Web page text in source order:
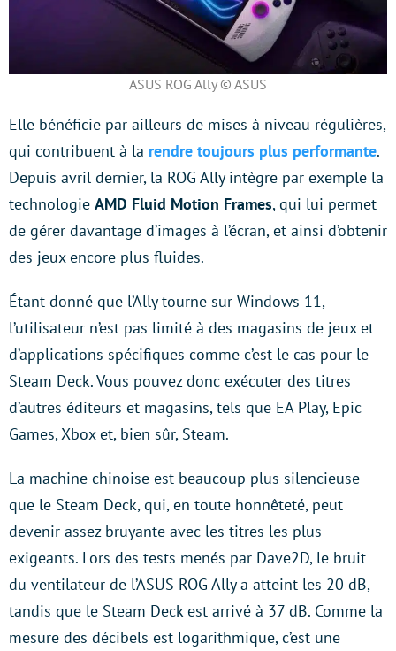
ASUS ROG Ally © ASUS
Elle bénéficie par ailleurs de mises à niveau régulières,
qui contribuent à la rendre toujours plus performante.
Depuis avril dernier, la ROG Ally intègre par exemple la
technologie AMD Fluid Motion Frames, qui lui permet
de gérer davantage d’images à l’écran, et ainsi d’obtenir
des jeux encore plus fluides.
Étant donné que l’Ally tourne sur Windows 11,
l’utilisateur n’est pas limité à des magasins de jeux et
d’applications spécifiques comme c’est le cas pour le
Steam Deck. Vous pouvez donc exécuter des titres
d’autres éditeurs et magasins, tels que EA Play, Epic
Games, Xbox et, bien sûr, Steam.
La machine chinoise est beaucoup plus silencieuse
que le Steam Deck, qui, en toute honnêteté, peut
devenir assez bruyante avec les titres les plus
exigeants. Lors des tests menés par Dave2D, le bruit
du ventilateur de l’ASUS ROG Ally a atteint les 20 dB,
tandis que le Steam Deck est arrivé à 37 dB. Comme la
mesure des décibels est logarithmique, c’est une